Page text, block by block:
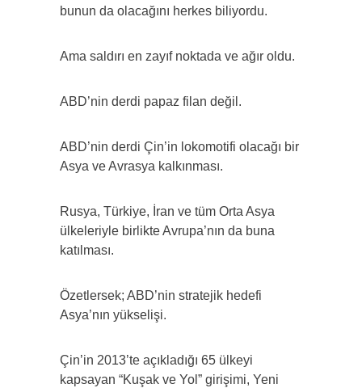
bunun da olacağını herkes biliyordu.
Ama saldırı en zayıf noktada ve ağır oldu.
ABD’nin derdi papaz filan değil.
ABD’nin derdi Çin’in lokomotifi olacağı bir
Asya ve Avrasya kalkınması.
Rusya, Türkiye, İran ve tüm Orta Asya
ülkeleriyle birlikte Avrupa’nın da buna
katılması.
Özetlersek; ABD’nin stratejik hedefi
Asya’nın yükselişi.
Çin’in 2013’te açıkladığı 65 ülkeyi
kapsayan “Kuşak ve Yol” girişimi, Yeni